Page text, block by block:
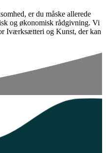
er du måske allerede
og økonomisk rådgivning. Vi
Iværksætteri og Kunst, der kan